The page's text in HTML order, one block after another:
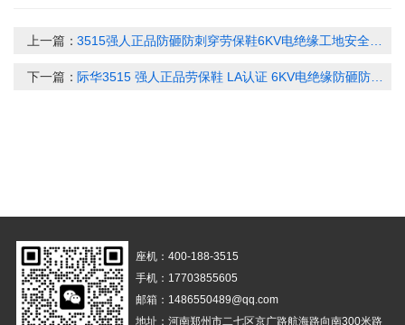
上一篇： 3515强人正品防砸防刺穿劳保鞋6KV电绝缘工地安全工作鞋原厂直供
下一篇： 际华3515 强人正品劳保鞋 LA认证 6KV电绝缘防砸防穿刺安全鞋 工程工地休闲皮鞋 黑色 HY-2098
座机：400-188-3515
手机：17703855605
邮箱：1486550489@qq.com
地址：河南郑州市二七区京广路航海路向南300米路